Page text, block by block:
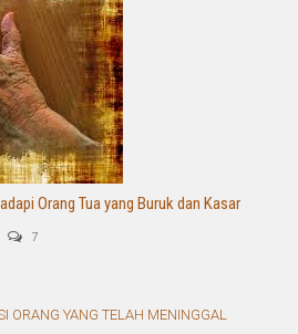
Orang Tua yang Buruk dan Kasar
7